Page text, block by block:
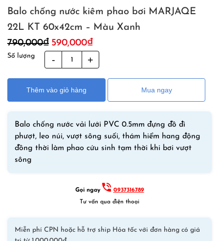
Balo chống nước kiêm phao bơi MARJAQE
22L KT 60x42cm – Màu Xanh
790,000₫ Giá
gốc
590,000₫Giá
hiện
Số lượng
chống
nước
kiêm
phao
MARJAQE
22L
KT
Thêm vào giỏ hàng Mua ngay
Balo chống nước vải lưới PVC 0.5mm đựng đồ đi
phượt, leo núi, vượt sông suối, thám hiểm hang động
đồng thời làm phao cứu sinh tạm thời khi bơi vượt
sông
Gọi ngay
0937316789
Tư vấn qua điện thoại
Miễn phí CPN hoặc hỗ trợ ship Hỏa tốc với đơn hàng có giá